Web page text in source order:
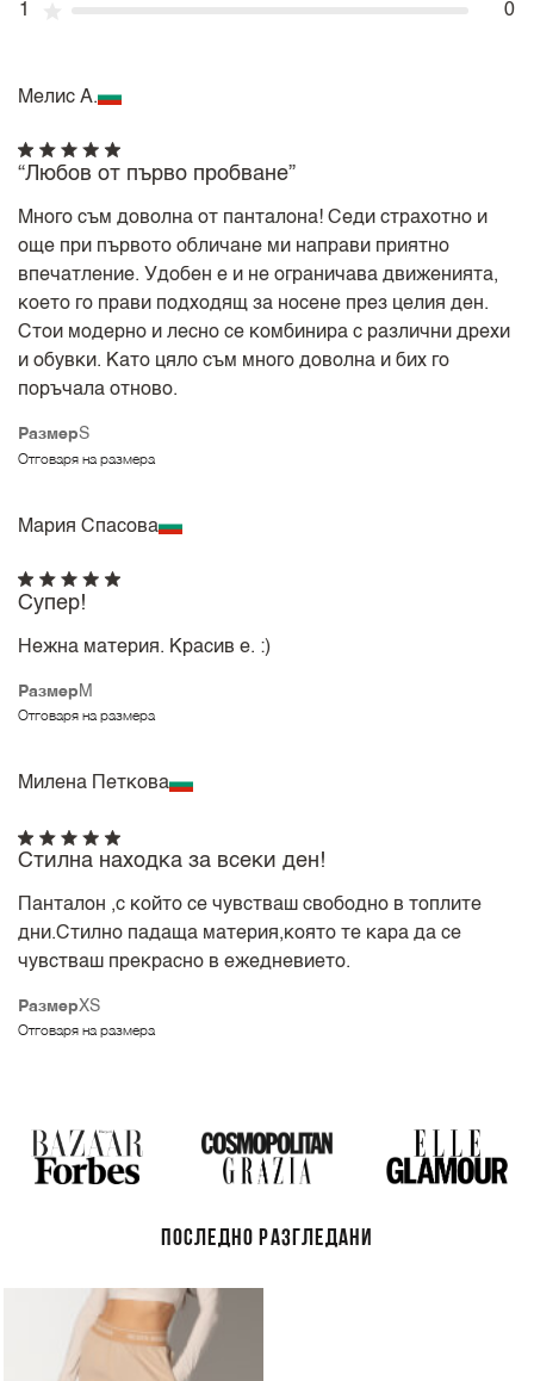
1
0
Мелис А.
РазмерS
Отговаря на размера
“Любов от първо пробване”
Много съм доволна от панталона! Седи страхотно и
още при първото обличане ми направи приятно
впечатление. Удобен е и не ограничава движенията,
което го прави подходящ за носене през целия ден.
Стои модерно и лесно се комбинира с различни дрехи
и обувки. Като цяло съм много доволна и бих го
поръчала отново.
Мария Спасова
Размер M
Отговаря на размера
Супер!
Нежна материя. Красив е. :)
Милена Петкова
РазмерXS
Отговаря на размера
Стилна находка за всеки ден!
Панталон ,с който се чувстваш свободно в топлите
дни.Стилно падаща материя,която те кара да се
чувстваш прекрасно в ежедневието.
ПОСЛЕДНО РАЗГЛЕДАНИ